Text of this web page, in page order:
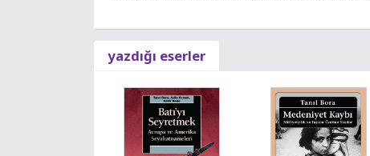
yazdığı eserler